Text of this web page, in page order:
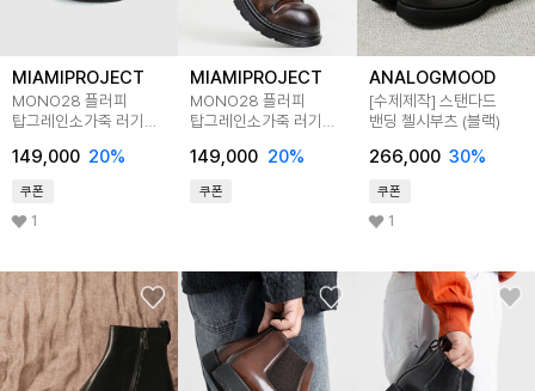
MIAMIPROJECT
MONO28 플러피
탑그레인소가죽 러기드
149,000 20%
쿠폰
1
MIAMIPROJECT
MONO28 플러피
탑그레인소가죽 러기드
에스프레소브라운
149,000 20%
쿠폰
ANALOGMOOD
[수제제작] 스탠다드
밴딩 첼시부츠 (블랙)
266,000 30%
쿠폰
1